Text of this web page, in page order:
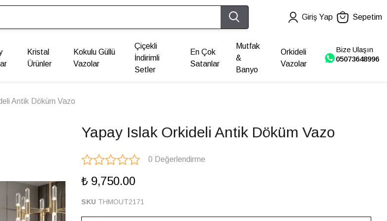
Giriş Yap Sepetim
Kristal
Ürünler
Kokulu Güllü
Vazolar
Çiçekli
İndirimli
Setler
En Çok
Satanlar
Mutfak
&
Banyo
Orkideli
Vazolar
Bize Ulaşın
05073648996
Antik Döküm Vazo
Yapay Islak Orkideli Antik Döküm Vazo
0 Değerlendirme
₺ 9,750.00
SKU THMOUT2171